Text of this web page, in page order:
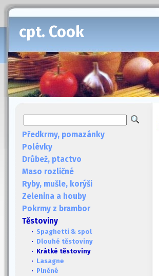
cpt. Cook
Předkrmy, pomazánky
Polévky
Drůbež, ptactvo
Maso rozličné
Ryby, mušle, korýši
Zelenina a houby
Pokrmy z brambor
Těstoviny
· Spaghetti & spol
· Dlouhé těstoviny
· Krátké těstoviny
· Lasagne
· Plněné